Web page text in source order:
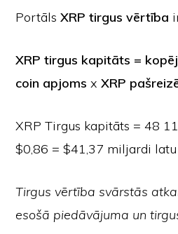
PortālsXRP tirgus vērtība
XRP tirgus kapitāts =
coin apjomsxXRP
XRP Tirgus kapitāts = 48
$0,86 = $41,37 miljardi latu
Tirgus vērtība svārstās
esošā piedāvājuma un